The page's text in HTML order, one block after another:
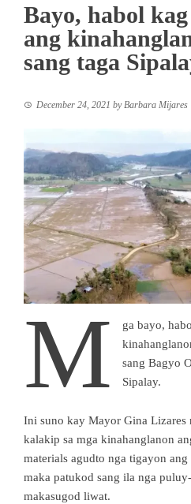
Bayo, habol
ang
sang taga
December 24, 2021 by Barbara Mijares
M
ga bayo,
sang Bagyo
Sipalay.
Ini suno kay Mayor Gina Lizares
kalakip sa mga kinahanglanon
materials agudto nga tigayon
maka patukod sang ila nga
makasugod liwat.